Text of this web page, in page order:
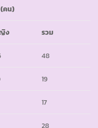
(คน)
ง รวม
48
19
17
28